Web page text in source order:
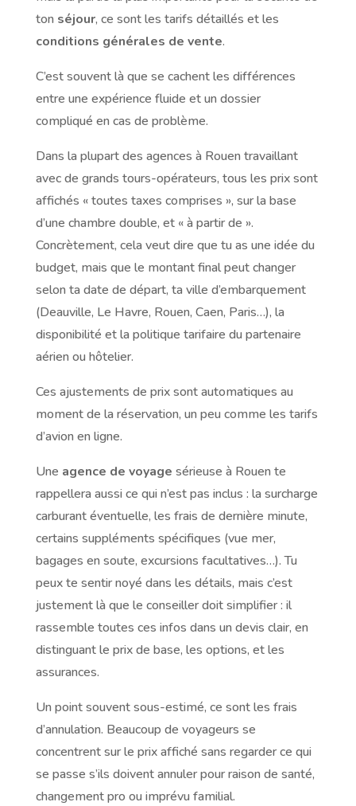
ton séjour, ce sont les tarifs détaillés et les
conditions générales de vente.
C’est souvent là que se cachent les différences
entre une expérience fluide et un dossier
compliqué en cas de problème.
Dans la plupart des agences à Rouen travaillant
avec de grands tours-opérateurs, tous les prix sont
affichés « toutes taxes comprises », sur la base
d’une chambre double, et « à partir de ».
Concrètement, cela veut dire que tu as une idée du
budget, mais que le montant final peut changer
selon ta date de départ, ta ville d’embarquement
(Deauville, Le Havre, Rouen, Caen, Paris…), la
disponibilité et la politique tarifaire du partenaire
aérien ou hôtelier.
Ces ajustements de prix sont automatiques au
moment de la réservation, un peu comme les tarifs
d’avion en ligne.
Une agence de voyage sérieuse à Rouen te
rappellera aussi ce qui n’est pas inclus : la surcharge
carburant éventuelle, les frais de dernière minute,
certains suppléments spécifiques (vue mer,
bagages en soute, excursions facultatives…). Tu
peux te sentir noyé dans les détails, mais c’est
justement là que le conseiller doit simplifier : il
rassemble toutes ces infos dans un devis clair, en
distinguant le prix de base, les options, et les
assurances.
Un point souvent sous-estimé, ce sont les frais
d’annulation. Beaucoup de voyageurs se
concentrent sur le prix affiché sans regarder ce qui
se passe s’ils doivent annuler pour raison de santé,
changement pro ou imprévu familial.